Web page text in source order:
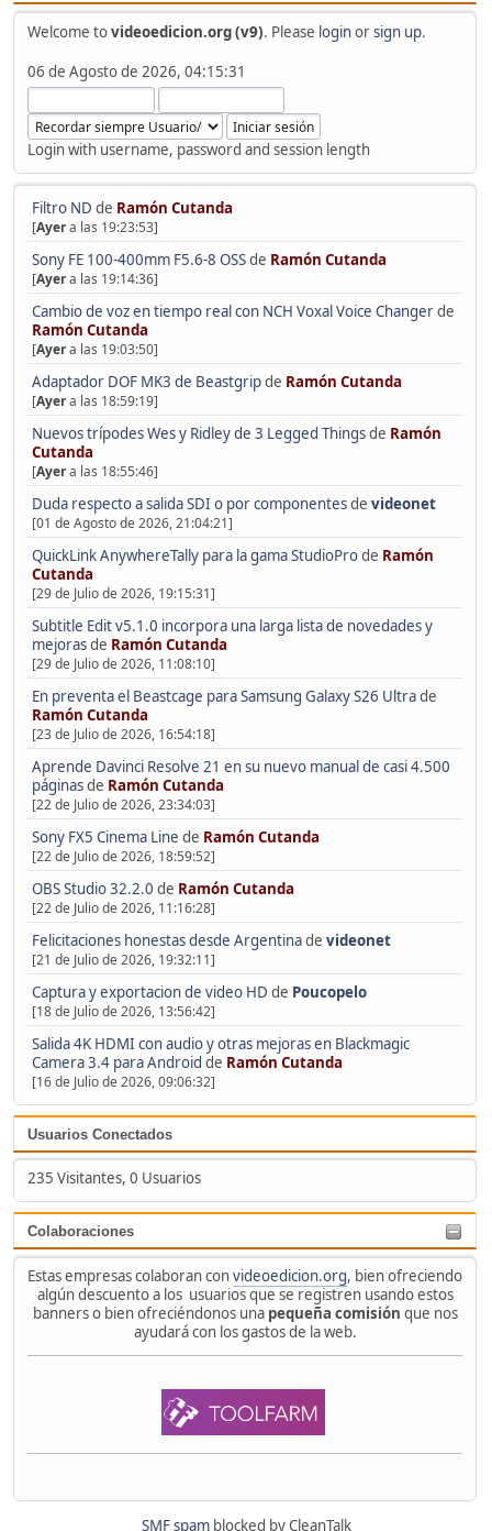
Welcome tovideoedicion.org (v9). Please loginorsign up.
06 de Agosto de 2026, 04:15:31
Login with username, password and session length
Filtro ND de Ramón Cutanda
[Ayera las 19:23:53]
Sony FE 100-400mm F5.6-8 OSSde Ramón Cutanda
[Ayera las 19:14:36]
Cambio de voz en tiempo real con NCH Voxal Voice Changerde
Ramón Cutanda
[Ayera las 19:03:50]
Adaptador DOF MK3 de Beastgripde Ramón Cutanda
[Ayera las 18:59:19]
Nuevos trípodes Wes y Ridley de 3 Legged Thingsde Ramón
Cutanda
[Ayera las 18:55:46]
Duda respecto a salida SDI o por componentesde videonet
[01 de Agosto de 2026, 21:04:21]
QuickLink AnywhereTally para la gama StudioProde Ramón
Cutanda
[29 de Julio de 2026, 19:15:31]
Subtitle Edit v5.1.0 incorpora una larga lista de novedades y
mejorasde Ramón Cutanda
[29 de Julio de 2026, 11:08:10]
En preventa el Beastcage para Samsung Galaxy S26 Ultrade
Ramón Cutanda
[23 de Julio de 2026, 16:54:18]
Aprende Davinci Resolve 21 en su nuevo manual de casi 4.500
páginasde Ramón Cutanda
[22 de Julio de 2026, 23:34:03]
Sony FX5 Cinema Line de Ramón Cutanda
[22 de Julio de 2026, 18:59:52]
OBS Studio 32.2.0 de Ramón Cutanda
[22 de Julio de 2026, 11:16:28]
Felicitaciones honestas desde Argentinade videonet
[21 de Julio de 2026, 19:32:11]
Captura y exportacion de video HD de Poucopelo
[18 de Julio de 2026, 13:56:42]
Salida 4K HDMI con audio y otras mejoras en Blackmagic
Camera 3.4 para Android de Ramón Cutanda
[16 de Julio de 2026, 09:06:32]
Usuarios Conectados
235 Visitantes, 0 Usuarios
Colaboraciones
Estas empresas colaboran convideoedicion.org, bien ofreciendo
algún descuento a los usuarios que se registren usando estos
banners o bien ofreciéndonos una pequeña comisión que nos
ayudará con los gastos de la web.
SMF spamblocked by CleanTalk